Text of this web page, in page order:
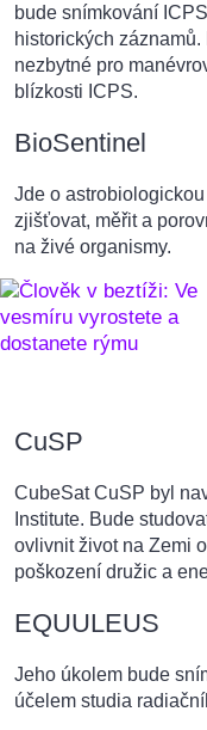
bude snímkování
historických
nezbytné pro
blízkosti ICPS.
BioSentinel
Jde o
zjišťovat, měřit a
na živé organismy.
CuSP
CubeSat CuSP byl
Institute. Bude
ovlivnit život na Zemi
poškození družic a
EQUULEUS
Jeho úkolem bude
účelem studia